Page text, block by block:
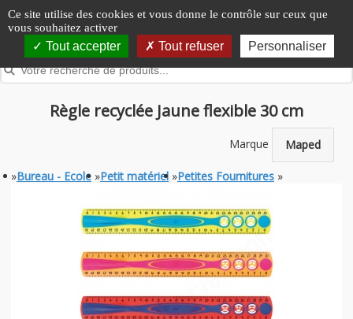
Panneau de gestion des cookies
Ce site utilise des cookies et vous donne le contrôle sur ceux que
vous souhaitez activer
Tout accepter Tout refuser Personnaliser
Règle recyclée Jaune flexible 30 cm
Marque Maped
»Bureau - Ecole »Petit matériel »Petites Fournitures »